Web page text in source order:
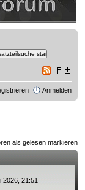
Anmelden
als gelesen markieren
2026, 21:51